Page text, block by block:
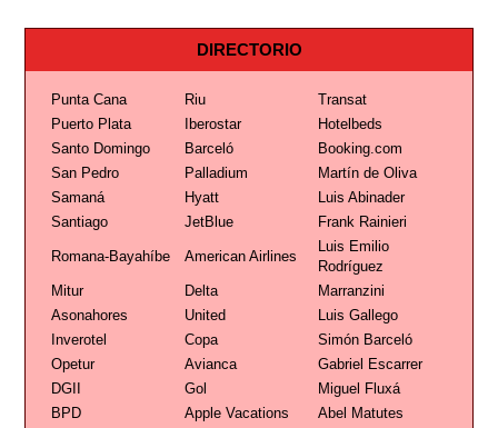
DIRECTORIO
Punta Cana Riu
Transat
Puerto Plata
Iberostar
Hotelbeds
Santo Domingo
Barceló
Booking.com
San Pedro
Palladium
Martín de Oliva
Samaná
Hyatt
Luis Abinader
Santiago
JetBlue Frank Rainieri
Romana-Bayahíbe American Airlines
Luis Emilio
Rodríguez
Mitur
Delta
Marranzini
Asonahores
United
Luis Gallego
Inverotel
Copa
Simón Barceló
Opetur
Avianca
Gabriel Escarrer
DGII
Gol
Miguel Fluxá
BPD
Apple Vacations
Abel Matutes